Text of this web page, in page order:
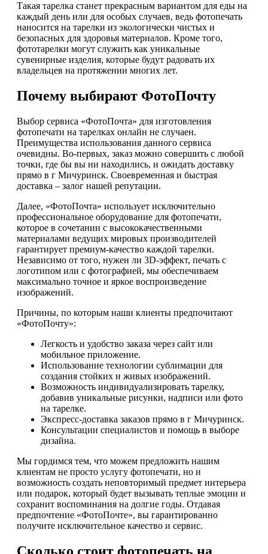
Такая тарелка станет прекрасным вариантом для еды на
каждый день или для особых случаев, ведь фотопечать
наносится на тарелки из экологически чистых и
безопасных для здоровья материалов. Кроме того,
фототарелки могут служить как уникальные
сувенирные изделия, которые будут радовать их
владельцев на протяжении многих лет.
Почему выбирают ФотоПочту
Выбор сервиса «ФотоПочта» для изготовления
фотопечати на тарелках онлайн не случаен.
Преимущества использования данного сервиса
очевидны. Во-первых, заказ можно совершить с любой
точки, где бы вы ни находились, и ожидать доставку
прямо в г Мичуринск. Своевременная и быстрая
доставка – залог нашей репутации.
Далее, «ФотоПочта» использует исключительно
профессиональное оборудование для фотопечати,
которое в сочетании с высококачественными
материалами ведущих мировых производителей
гарантирует премиум-качество каждой тарелки.
Независимо от того, нужен ли 3D-эффект, печать с
логотипом или с фотографией, мы обеспечиваем
максимально точное и яркое воспроизведение
изображений.
Причины, по которым наши клиенты предпочитают
«ФотоПочту»:
Легкость и удобство заказа через сайт или
мобильное приложение.
Использование технологии сублимации для
создания стойких и живых изображений.
Возможность индивидуализировать тарелку,
добавив уникальные рисунки, надписи или фото
на тарелке.
Экспресс-доставка заказов прямо в г Мичуринск.
Консультации специалистов и помощь в выборе
дизайна.
Мы гордимся тем, что можем предложить нашим
клиентам не просто услугу фотопечати, но и
возможность создать неповторимый предмет интерьера
или подарок, который будет вызывать теплые эмоции и
сохранит воспоминания на долгие годы. Отдавая
предпочтение «ФотоПочте», вы гарантированно
получите исключительное качество и сервис.